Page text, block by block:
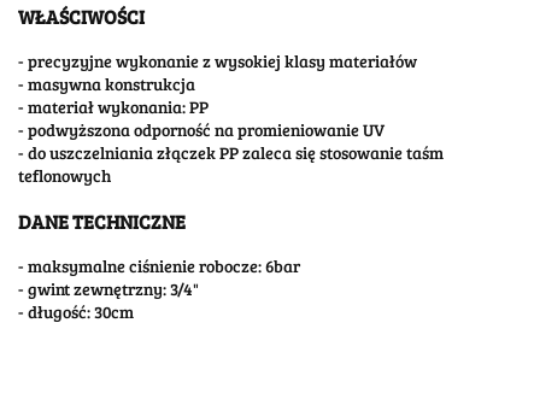
WŁAŚCIWOŚCI
- precyzyjne wykonanie z wysokiej klasy materiałów
- masywna konstrukcja
- materiał wykonania: PP
- podwyższona odporność na promieniowanie UV
- do uszczelniania złączek PP zaleca się stosowanie taśm
teflonowych
DANE TECHNICZNE
- maksymalne ciśnienie robocze: 6bar
- gwint zewnętrzny: 3/4"
- długość: 30cm